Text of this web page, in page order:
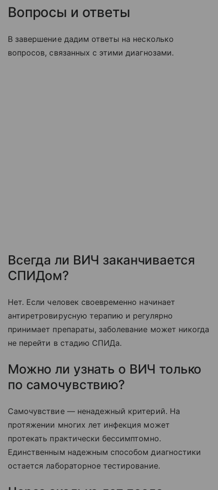
Вопросы и ответы
В завершение дадим ответы на несколько
вопросов, связанных с этими диагнозами.
Всегда ли ВИЧ заканчивается
СПИДом?
Нет. Если человек своевременно начинает
антиретровирусную терапию и регулярно
принимает препараты, заболевание может никогда
не перейти в стадию СПИДа.
Можно ли узнать о ВИЧ только
по самочувствию?
Самочувствие — ненадежный критерий. На
протяжении многих лет инфекция может
протекать практически бессимптомно.
Единственным надежным способом диагностики
остается лабораторное тестирование.